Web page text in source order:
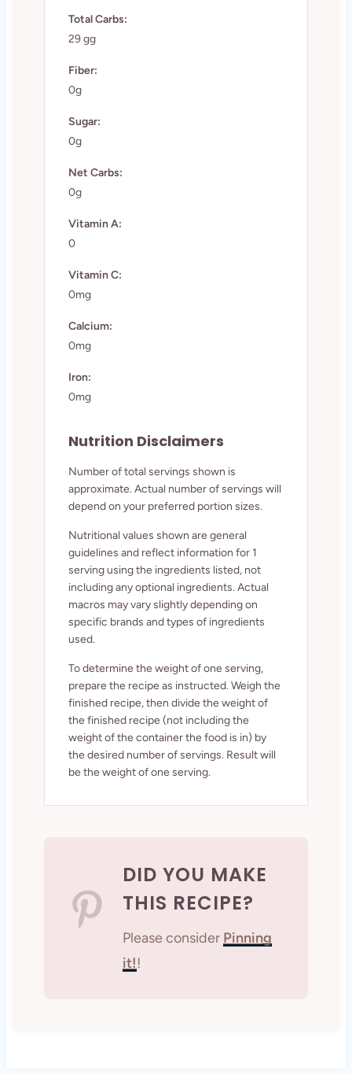
Total Carbs:
29 gg
Fiber:
0g
Sugar:
0g
Net Carbs:
0g
Vitamin A:
0
Vitamin C:
0mg
Calcium:
0mg
Iron:
0mg
Nutrition Disclaimers
Number of total servings shown is
approximate. Actual number of servings will
depend on your preferred portion sizes.
Nutritional values shown are general
guidelines and reflect information for 1
serving using the ingredients listed, not
including any optional ingredients. Actual
macros may vary slightly depending on
specific brands and types of ingredients
used.
To determine the weight of one serving,
prepare the recipe as instructed. Weigh the
finished recipe, then divide the weight of
the finished recipe (not including the
weight of the container the food is in) by
the desired number of servings. Result will
be the weight of one serving.
DID YOU MAKE
THIS RECIPE?
Please consider Pinning
it!!